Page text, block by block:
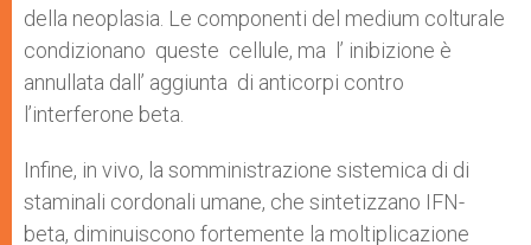
della neoplasia. Le componenti del medium colturale
condizionano queste cellule, ma l’ inibizione è
annullata dall’ aggiunta di anticorpi contro
l’interferone beta.
Infine, in vivo, la somministrazione sistemica di di
staminali cordonali umane, che sintetizzano IFN-
beta, diminuiscono fortemente la moltiplicazione